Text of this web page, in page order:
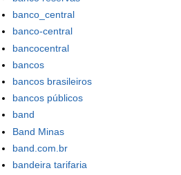
banco_central
banco-central
bancocentral
bancos
bancos brasileiros
bancos públicos
band
Band Minas
band.com.br
bandeira tarifaria